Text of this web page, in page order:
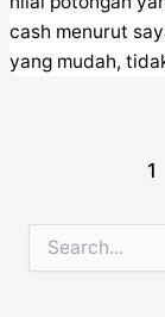
cash menurut
yang mudah,
1